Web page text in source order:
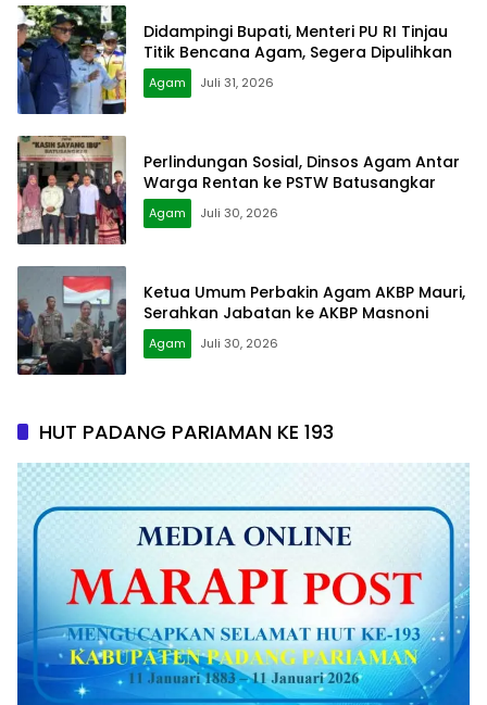
Didampingi Bupati, Menteri PU RI Tinjau
Titik Bencana Agam, Segera Dipulihkan
Agam Juli 31, 2026
Perlindungan Sosial, Dinsos Agam Antar
Warga Rentan ke PSTW Batusangkar
Agam Juli 30, 2026
Ketua Umum Perbakin Agam AKBP Mauri,
Serahkan Jabatan ke AKBP Masnoni
Agam Juli 30, 2026
HUT PADANG PARIAMAN KE 193